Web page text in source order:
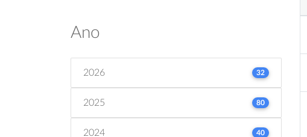
Ano
2026 32
2025 80
2024 40